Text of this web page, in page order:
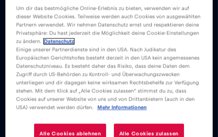
優勢 描述 相容性 國家概況
下載易於安裝的 Red Bull MOBILE 應用程式，
並分別享受無限的行動網路洛桑， 伯爾尼瑞
士。
我們從不收取基本費用。啟動 eSIM 卡
後，您就可以連接到世界，無需任何基本
或漫遊費用。
您將能夠發送電子郵件、聊天、設置視頻
會議和使用您的社交媒體帳戶。與世界各
Um dir das bestmögliche Online-Erlebnis zu bieten, verwenden wir auf
dieser Website Cookies. Teilweise werden auch Cookies von ausgewählten
Partnern verwendet. Wir nehmen Datenschutz ernst und respektieren deine
Privatsphäre: Du hast jederzeit die Möglichkeit deine Cookie-Einstellungen
zu ändern.
Datenschutz
Einige unserer Partnerdienste sind in den USA. Nach Judikatur des
Europäischen Gerichtshofes besteht derzeit in den USA kein angemessenes
Datenschutzniveau. Es besteht daher das Risiko, dass deine Daten dem
Zugriff durch US-Behörden zu Kontroll- und Überwachungszwecken
unterliegen und dir dagegen keine wirksamen Rechtsbehelfe zur Verfügung
stehen. Mit dem Klick auf „Alle Cookies zulassen“ stimmst du zu, dass
Cookies auf unserer Website von uns und von Drittanbietern (auch in den
USA) verwendet werden dürfen.
Mehr Informationen
Alle Cookies ablehnen Alle Cookies zulassen